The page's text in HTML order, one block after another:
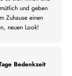
und geben
Zuhause einen
neuen Look!
Bedenkzeit